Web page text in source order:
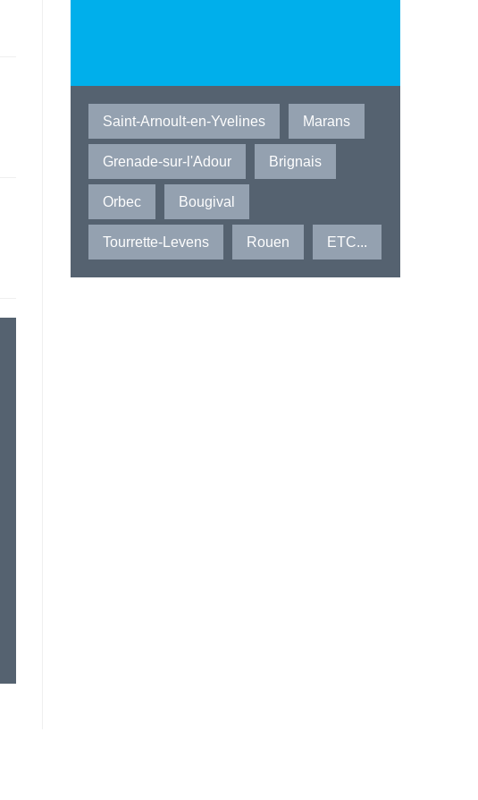
Saint-Arnoult-en-Yvelines Marans
Grenade-sur-l'Adour Brignais
Orbec Bougival
Tourrette-Levens Rouen ETC...